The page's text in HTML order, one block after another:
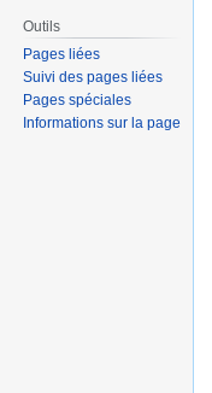
Outils
Pages liées
Suivi des pages liées
Pages spéciales
Informations sur la page